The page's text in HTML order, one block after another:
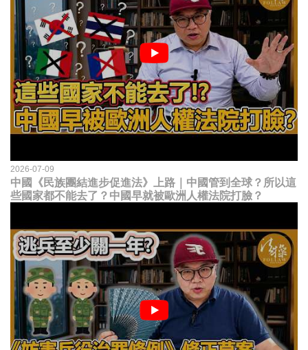
2026-07-09
中國《民族團結進步促進法》上路｜中國管到全球？所以這
些國家都不能去了？中國早就被歐洲人權法院打臉？